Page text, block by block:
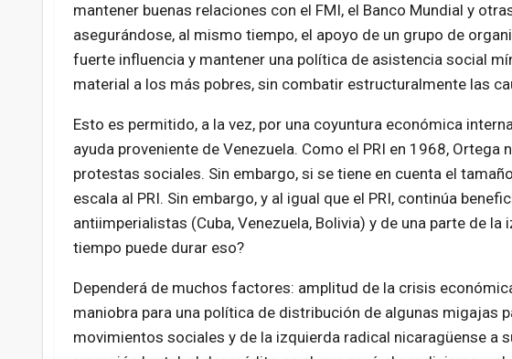
mantener buenas relaciones con el FMI, el Banco Mundial y
asegurándose, al mismo tiempo, el apoyo de un grupo de
fuerte influencia y mantener una política de asistencia social
material a los más pobres, sin combatir estructuralmente las
Esto es permitido, a la vez, por una coyuntura económica
ayuda proveniente de Venezuela. Como el PRI en 1968,
protestas sociales. Sin embargo, si se tiene en cuenta el
escala al PRI. Sin embargo, y al igual que el PRI, continúa
antiimperialistas (Cuba, Venezuela, Bolivia) y de una parte de
tiempo puede durar eso?
Dependerá de muchos factores: amplitud de la crisis
maniobra para una política de distribución de algunas migajas
movimientos sociales y de la izquierda radical nicaragüense a